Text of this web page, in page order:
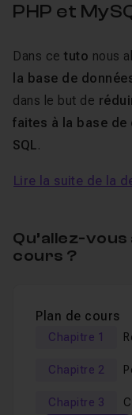
PHP et
Dans ce tuto nous
la base de
dans le but de
faites à la base de
SQL.
Nous apprendrons
de données
. Ne
relationnelle pour
répondre à vos
QCMest fourni
En cas de
l'apprentissage du
Lire la suite de la
Qu’allez-
cours ?
Plan de cours
Chapitre 1
Chapitre 2
Chapitre 3